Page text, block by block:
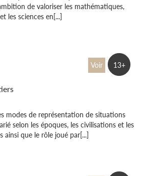
de valoriser les mathématiques,
les sciences en[...]
modes de représentation de situations
selon les époques, les civilisations et les
ainsi que le rôle joué par[...]
Voir 13+